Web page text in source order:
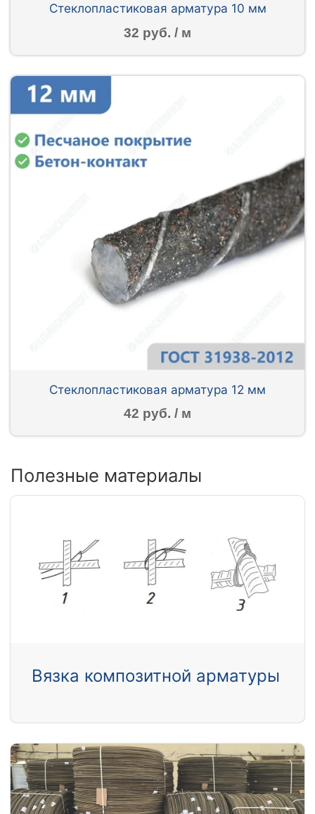
Стеклопластиковая арматура 10 мм
32 руб. / м
Стеклопластиковая арматура 12 мм
42 руб. / м
Полезные материалы
Вязка композитной арматуры